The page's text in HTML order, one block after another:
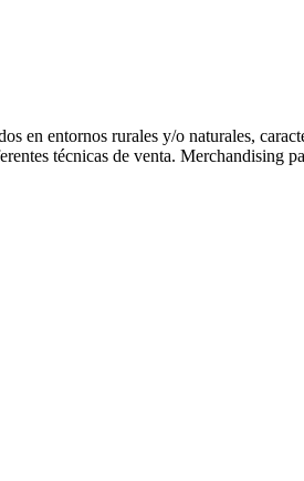
en entornos rurales y/o naturales,
técnicas de venta. Merchandising